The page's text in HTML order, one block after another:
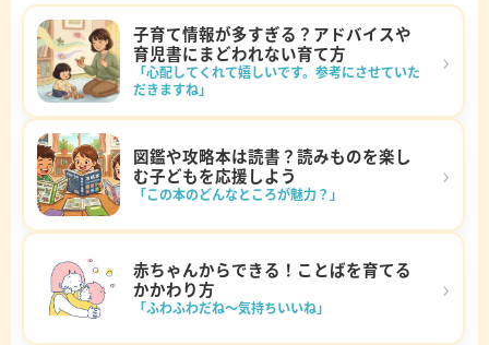
子育て情報が多すぎる？アドバイスや
育児書にまどわれない育て方
「心配してくれて嬉しいです。参考にさせていた
だきますね」
›
図鑑や攻略本は読書？読みものを楽し
む子どもを応援しよう
「この本のどんなところが魅力？」
›
赤ちゃんからできる！ことばを育てる
かかわり方
「ふわふわだね～気持ちいいね」
›